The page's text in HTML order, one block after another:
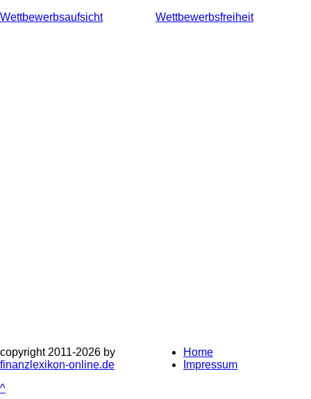
Wettbewerbsaufsicht
Wettbewerbsfreiheit
copyright 2011-2026 by
finanzlexikon-online.de
Home
Impressum
^